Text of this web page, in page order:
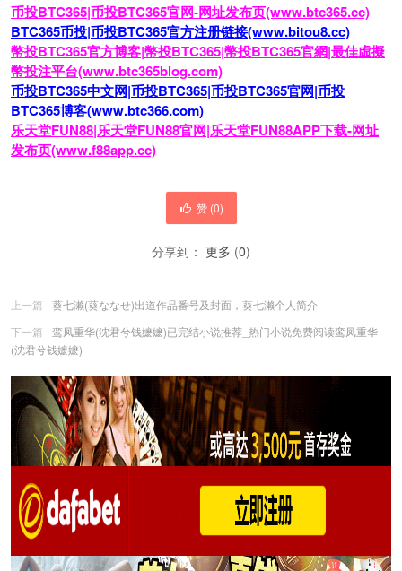
币投BTC365|币投BTC365官网-网址发布页(www.btc365.cc)
BTC365币投|币投BTC365官方注册链接(www.bitou8.cc)
幣投BTC365官方博客|幣投BTC365|幣投BTC365官網|最佳虛擬
幣投注平台(www.btc365blog.com)
币投BTC365中文网|币投BTC365|币投BTC365官网|币投
BTC365博客(www.btc366.com)
乐天堂FUN88|乐天堂FUN88官网|乐天堂FUN88APP下载-网址
发布页(www.f88app.cc)
赞 (0)
分享到： 更多 (0)
上一篇
葵七濑(葵ななせ)出道作品番号及封面，葵七濑个人简介
下一篇
鸾凤重华(沈君兮钱嬷嬷)已完结小说推荐_热门小说免费阅读鸾凤重华
(沈君兮钱嬷嬷)